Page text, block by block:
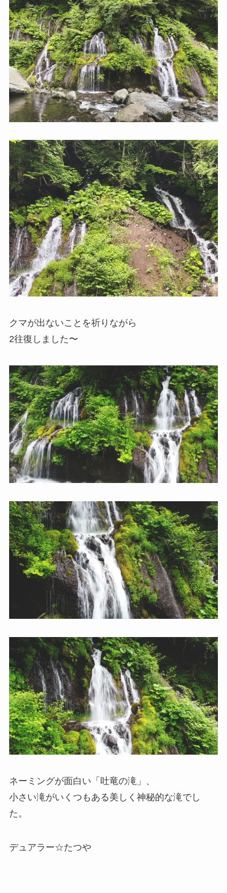
クマが出ないことを祈りながら
2往復しました〜
ネーミングが面白い「吐竜の滝」、
小さい滝がいくつもある美しく神秘的な滝でし
た。
デュアラー☆たつや